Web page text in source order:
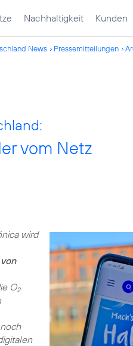
Nachhaltigkeit Kunden
News Pressemitteilungen
vom Netz
wird
O2